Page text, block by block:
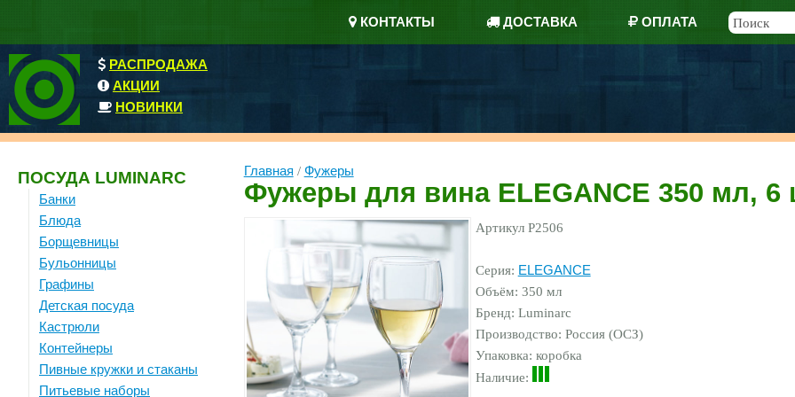
РАСПРОДАЖА
АКЦИИ
НОВИНКИ
КОНТАКТЫ ДОСТАВКА ОПЛАТА
ПОСУДА LUMINARC
Банки
Блюда
Борщевницы
Бульонницы
Графины
Детская посуда
Кастрюли
Контейнеры
Пивные кружки и стаканы
Питьевые наборы
Главная / Фужеры
Фужеры для вина ELEGANCE 350 мл, 6
Артикул P2506
Серия: ELEGANCE
Объём: 350 мл
Бренд: Luminarc
Производство: Россия (ОСЗ)
Упаковка: коробка
Наличие: